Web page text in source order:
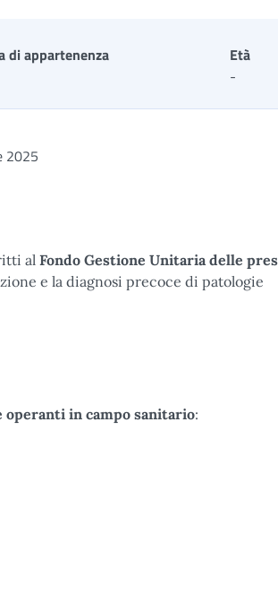
di appartenenza
Età
-
2025
al Fondo Gestione Unitaria delle
e la diagnosi precoce di patologie
in campo sanitario: